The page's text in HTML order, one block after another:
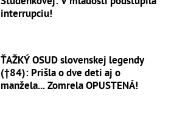
interrupciu!
ŤAŽKÝ OSUD slovenskej legendy
(†84): Prišla o dve deti aj o
manžela... Zomrela OPUSTENÁ!